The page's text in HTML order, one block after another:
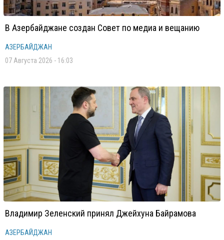
В Азербайджане создан Совет по медиа и вещанию
АЗЕРБАЙДЖАН
07 Августа 2026 - 16:03
Владимир Зеленский принял Джейхуна Байрамова
АЗЕРБАЙДЖАН